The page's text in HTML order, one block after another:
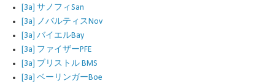
[3a] サノフィSan
[3a] ノバルティスNov
[3a] バイエルBay
[3a] ファイザーPFE
[3a] ブリストル BMS
[3a] ベーリンガーBoe